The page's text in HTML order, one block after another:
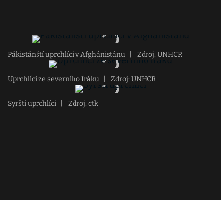
Pákistánští uprchlíci v Afghánistánu Zdroj: UNHCR
Uprchlíci ze severního Iráku Zdroj: UNHCR
Syrští uprchlíci Zdroj: ctk